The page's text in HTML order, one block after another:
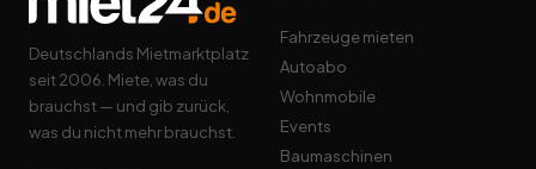
Deutschlands Mietmarktplatz
seit 2006. Miete, was du
brauchst — und gib zurück,
was du nicht mehr brauchst.
Fahrzeuge mieten
Autoabo
Wohnmobile
Events
Baumaschinen